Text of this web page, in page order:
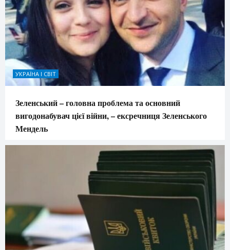
УКРАЇНА І СВІТ
Зеленський – головна проблема та основний
вигодонабувач цієї війни, – ексречниця Зеленського
Мендель